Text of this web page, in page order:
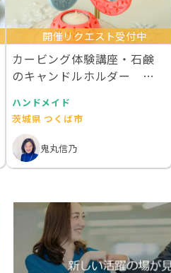
開催リクエスト受付中
カービング体験講座・石鹸
のキャンドルホルダー 初
ハンドメイド
茨城県 つくば市
鬼丸信乃